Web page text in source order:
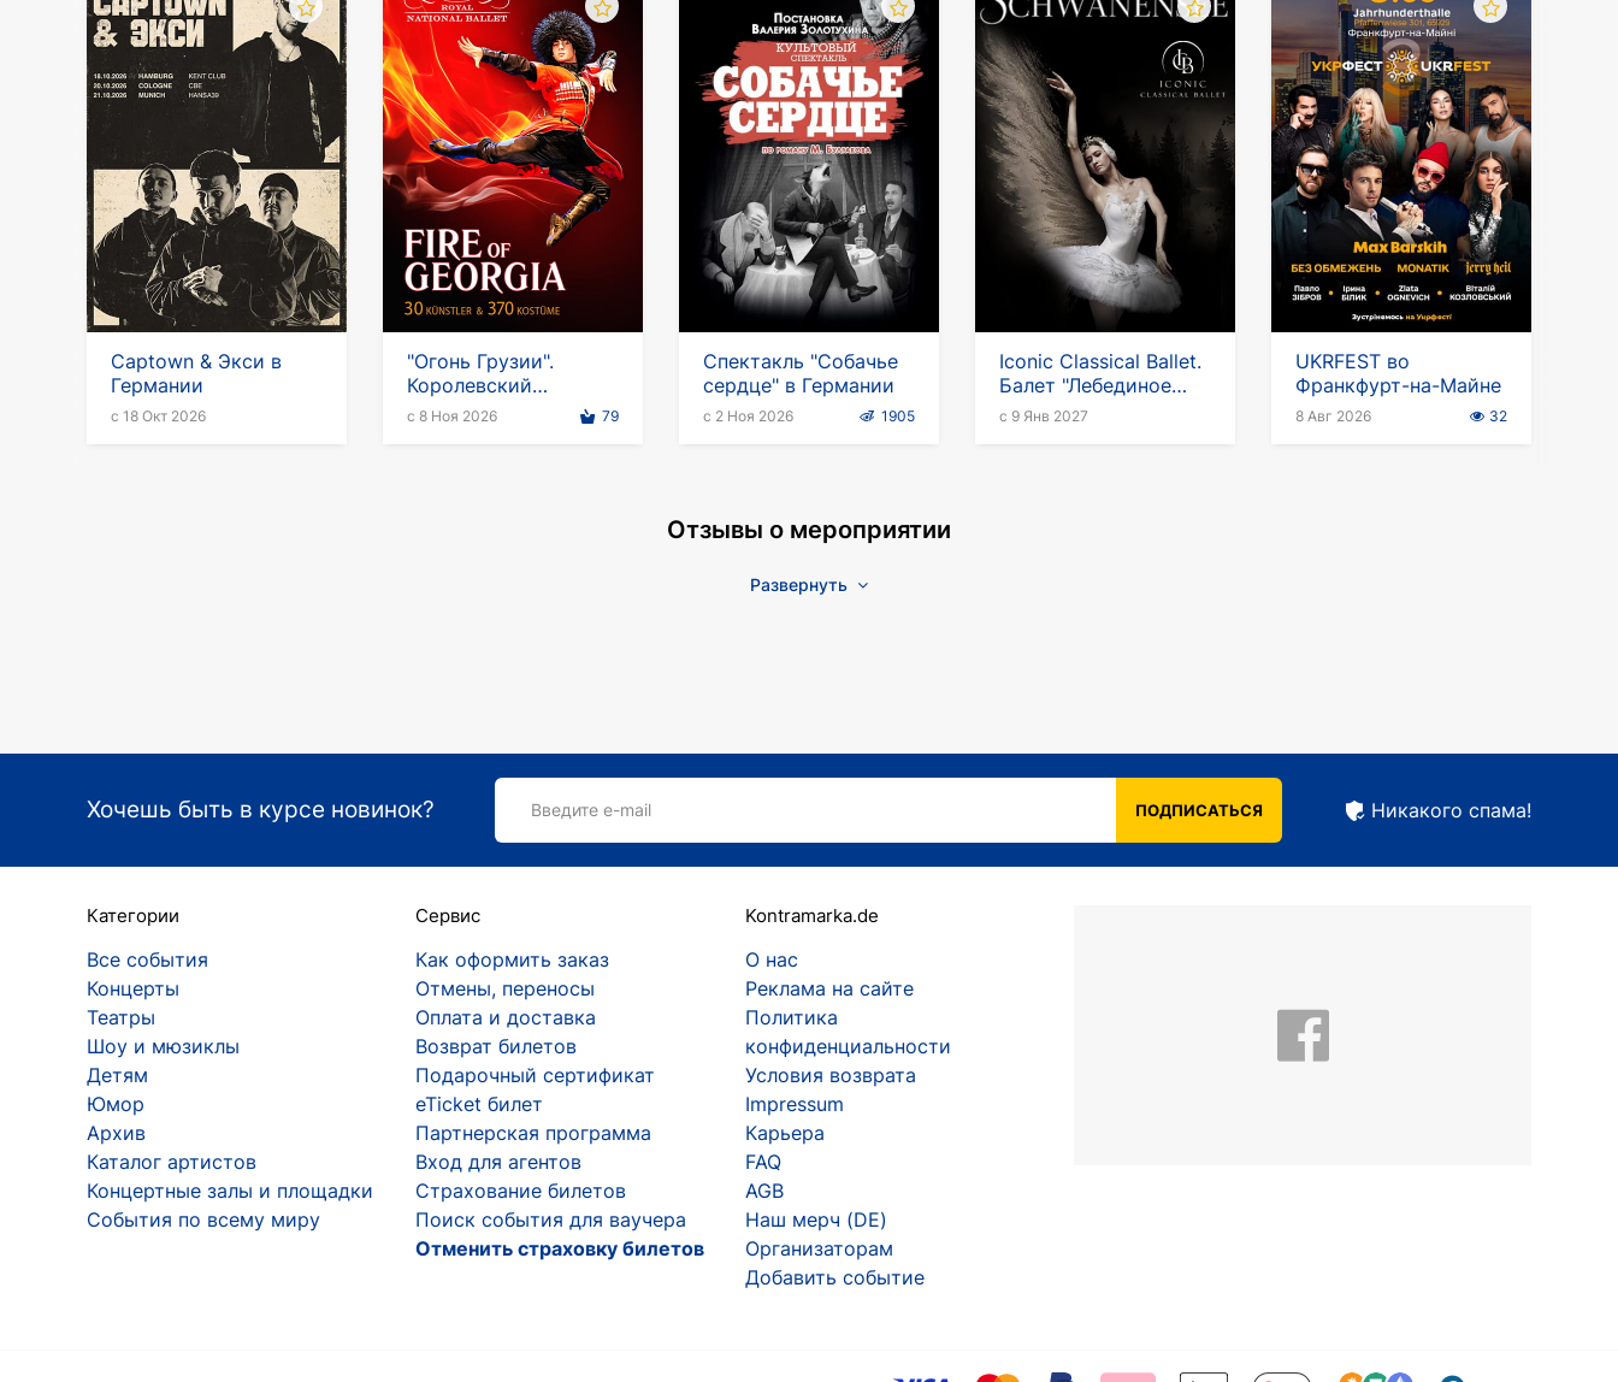
Captown & Экси в
Германии
с 18 Окт 2026
"Огонь Грузии".
Королевский
национальный балет
с 8 Ноя 2026 79
Спектакль "Собачье
сердце" в Германии
с 2 Ноя 2026 1905
Iconic Classical Ballet.
Балет "Лебединое
озеро" в Германии
с 9 Янв 2027
UKRFEST во
Франкфурт-на-Майне
8 Авг 2026 32
Отзывы о мероприятии
Развернуть
Хочешь быть в курсе новинок? Введите e-mail ПОДПИСАТЬСЯ Никакого спама!
Категории
Все события
Концерты
Театры
Шоу и мюзиклы
Детям
Юмор
Архив
Каталог артистов
Концертные залы и площадки
События по всему миру
Сервис
Как оформить заказ
Отмены, переносы
Оплата и доставка
Возврат билетов
Подарочный сертификат
eTicket билет
Партнерская программа
Вход для агентов
Страхование билетов
Поиск события для ваучера
Отменить страховку билетов
Kontramarka.de
О нас
Реклама на сайте
Политика
конфиденциальности
Условия возврата
Impressum
Карьера
FAQ
AGB
Наш мерч (DE)
Организаторам
Добавить событие